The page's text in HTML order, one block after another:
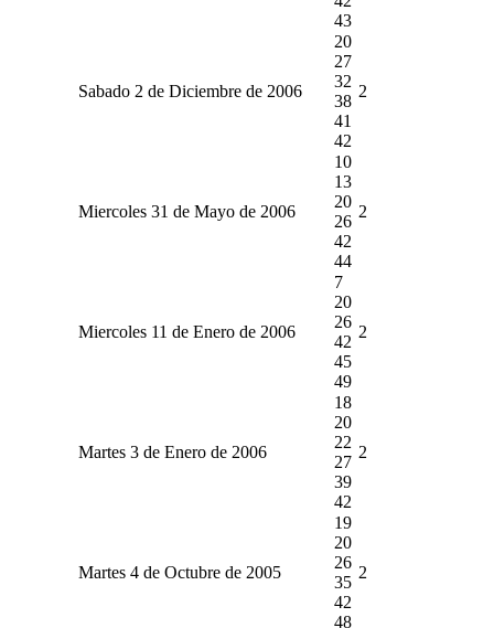
43
Sabado 2 de Diciembre de 2006
20
27
32
38
41
42
2
Miercoles 31 de Mayo de 2006
10
13
20
26
42
44
2
Miercoles 11 de Enero de 2006
7
20
26
42
45
49
2
Martes 3 de Enero de 2006
18
20
22
27
39
42
2
Martes 4 de Octubre de 2005
19
20
26
35
42
48
2